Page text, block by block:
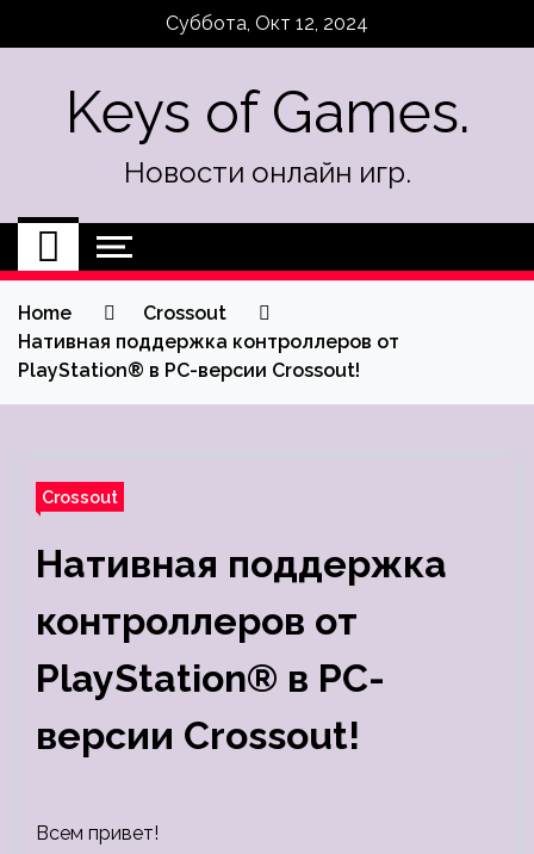
Суббота, Окт 12, 2024
Keys of Games.
Новости онлайн игр.
Home
Crossout
Нативная поддержка контроллеров от
PlayStation® в PC-версии Crossout!
Crossout
Нативная поддержка
контроллеров от
PlayStation® в PC-
версии Crossout!
Всем привет!